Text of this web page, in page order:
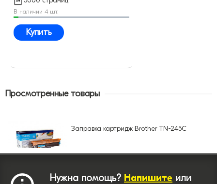
В наличии 4 шт.
Купить
Просмотренные товары
Заправка картридж Brother TN-245C
Нужна помощь? Напишите или